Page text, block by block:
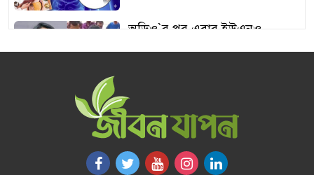
অডিও‍‍`র পর এবার ইউএনও
আঙুর চাষের স্বপ্ন শুরু ৩০ টাকায়,
এখন আয় লাখ টাকা